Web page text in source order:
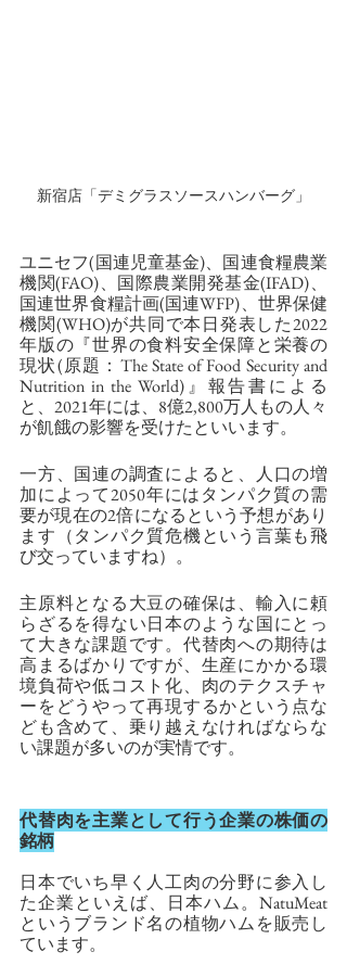
新宿店「デミグラスソースハンバーグ」
ユニセフ(国連児童基金)、国連食糧農業
機関(FAO)、国際農業開発基金(IFAD)、
国連世界食糧計画(国連WFP)、世界保健
機関(WHO)が共同で本日発表した2022
年版の『世界の食料安全保障と栄養の
現状(原題：The State of Food Security and
Nutrition in the World)』報告書による
と、2021年には、8億2,800万人もの人々
が飢餓の影響を受けたといいます。
一方、国連の調査によると、人口の増
加によって2050年にはタンパク質の需
要が現在の2倍になるという予想があり
ます（タンパク質危機という言葉も飛
び交っていますね）。
主原料となる大豆の確保は、輸入に頼
らざるを得ない日本のような国にとっ
て大きな課題です。代替肉への期待は
高まるばかりですが、生産にかかる環
境負荷や低コスト化、肉のテクスチャ
ーをどうやって再現するかという点な
ども含めて、乗り越えなければならな
い課題が多いのが実情です。
代替肉を主業として行う企業の株価の
銘柄
日本でいち早く人工肉の分野に参入し
た企業といえば、日本ハム。NatuMeat
というブランド名の植物ハムを販売し
ています。